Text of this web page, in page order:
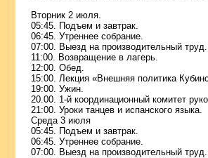
Вторник 2 июля.
05:45. Подъем и завтрак.
06:45. Утреннее собрание.
07:00. Выезд на производительный труд.
11:00. Возвращение в лагерь.
12:00. Обед.
15:00. Лекция «Внешняя политика
19:00. Ужин.
20.00. 1-й координационный комитет
21:00. Уроки танцев и испанского языка.
Среда 3 июля
05:45. Подъем и завтрак.
06:45. Утреннее собрание.
07:00. Выезд на производительный труд.